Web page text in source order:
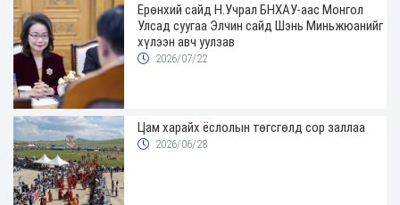
Ерөнхий сайд Н.Учрал БНХАУ-аас Монгол
Улсад суугаа Элчин сайд Шэнь Миньжюанийг
хүлээн авч уулзав
2026/07/22
Цам харайх ёслолын төгсгөлд сор заллаа
2026/06/28